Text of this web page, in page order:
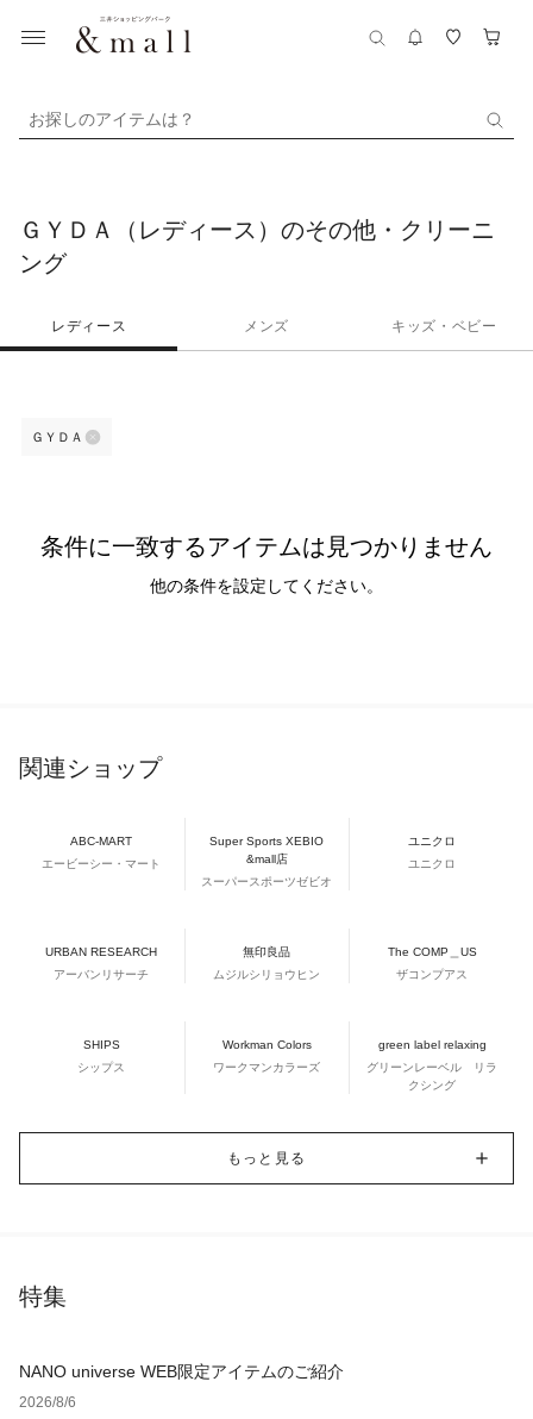
お探しのアイテムは？
ＧＹＤＡ（レディース）のその他・クリーニ
ング
レディース メンズ キッズ・ベビー
ＧＹＤＡ
条件に一致するアイテムは見つかりません
他の条件を設定してください。
関連ショップ
ABC-MART
エービーシー・マート
Super Sports XEBIO
&mall店
スーパースポーツゼビオ
ユニクロ
ユニクロ
URBAN RESEARCH
アーバンリサーチ
無印良品
ムジルシリョウヒン
The COMP＿US
ザコンプアス
SHIPS
シップス
Workman Colors
ワークマンカラーズ
green label relaxing
グリーンレーベル リラ
クシング
もっと見る
特集
NANO universe WEB限定アイテムのご紹介
2026/8/6